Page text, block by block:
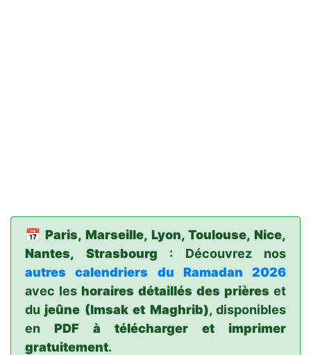
📅Paris, Marseille, Lyon, Toulouse, Nice,
Nantes, Strasbourg : Découvrez nos
autres calendriers du Ramadan 2026
avec les horaires détaillés des prières et
du jeûne (Imsak et Maghrib), disponibles
en PDF à télécharger et imprimer
gratuitement.